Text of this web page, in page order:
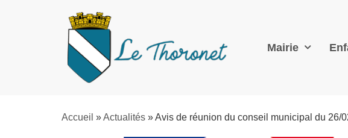
Mairie
Accueil »Actualités »Avis de réunion du conseil municipal du 26/